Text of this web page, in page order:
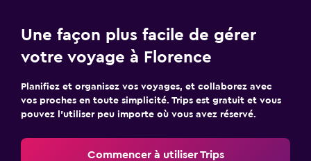
Une façon plus facile de gérer
votre voyage à Florence
Planifiez et organisez vos voyages, et collaborez avec
vos proches en toute simplicité. Trips est gratuit et vous
pouvez l’utiliser peu importe où vous avez réservé.
Commencer à utiliser Trips